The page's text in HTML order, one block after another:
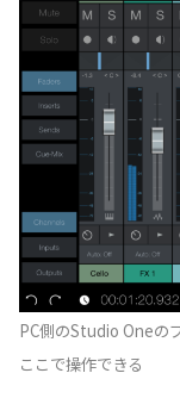
PC側のStudio Oneの
ここで操作できる